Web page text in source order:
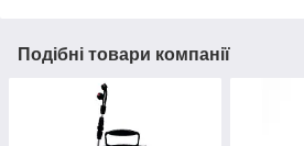
Подібні товари компанії